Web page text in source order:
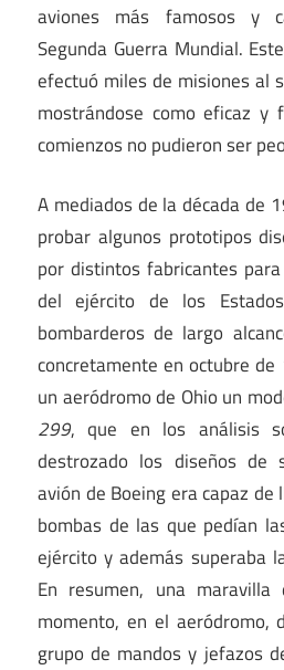
aviones más famosos y
Segunda Guerra Mundial.
efectuó miles de misiones al
mostrándose como eficaz y
comienzos no pudieron ser
A mediados de la década de
probar algunos prototipos
por distintos fabricantes
del ejército de los
bombarderos de largo
concretamente en octubre
un aeródromo de Ohio un
299, que en los análisis
destrozado los diseños de
avión de Boeing era capaz de
bombas de las que pedían
ejército y además superaba
En resumen, una
momento, en el aeródromo,
grupo de mandos y jefazos